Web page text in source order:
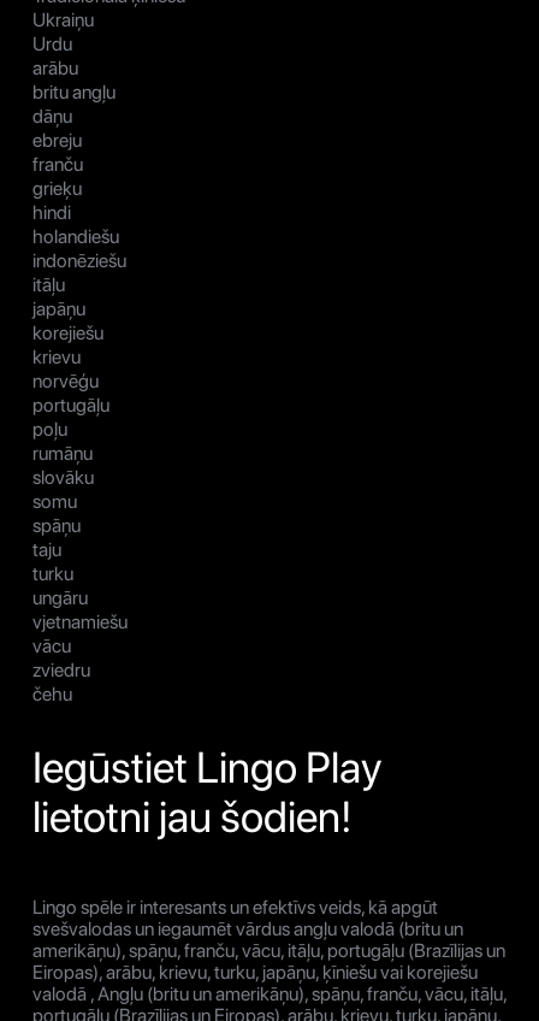
Ukraiņu
Urdu
arābu
britu angļu
dāņu
ebreju
franču
grieķu
hindi
holandiešu
indonēziešu
itāļu
japāņu
korejiešu
krievu
norvēģu
portugāļu
poļu
rumāņu
slovāku
somu
spāņu
taju
turku
ungāru
vjetnamiešu
vācu
zviedru
čehu
Iegūstiet Lingo Play
lietotni jau šodien!
Lingo spēle ir interesants un efektīvs veids, kā apgūt
svešvalodas un iegaumēt vārdus angļu valodā (britu un
amerikāņu), spāņu, franču, vācu, itāļu, portugāļu (Brazīlijas un
Eiropas), arābu, krievu, turku, japāņu, ķīniešu vai korejiešu
valodā , Angļu (britu un amerikāņu), spāņu, franču, vācu, itāļu,
portugāļu (Brazīlijas un Eiropas), arābu, krievu, turku, japāņu,